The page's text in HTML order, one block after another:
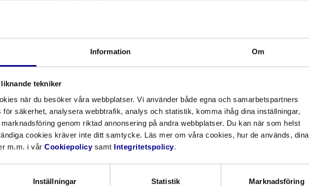
Information Om
tekniker
när du besöker våra webbplatser. Vi använder både egna och samarbetspartners
säkerhet, analysera webbtrafik, analys och statistik, komma ihåg dina inställningar,
genom riktad annonsering på andra webbplatser. Du kan när som helst
cookies kräver inte ditt samtycke. Läs mer om våra cookies, hur de används, dina
m.m. i vår Cookiepolicy samt Integritetspolicy.
Inställningar Statistik Marknadsföring
tillsätta tolk. Du
och har
är under
avbokade. Du
kommande